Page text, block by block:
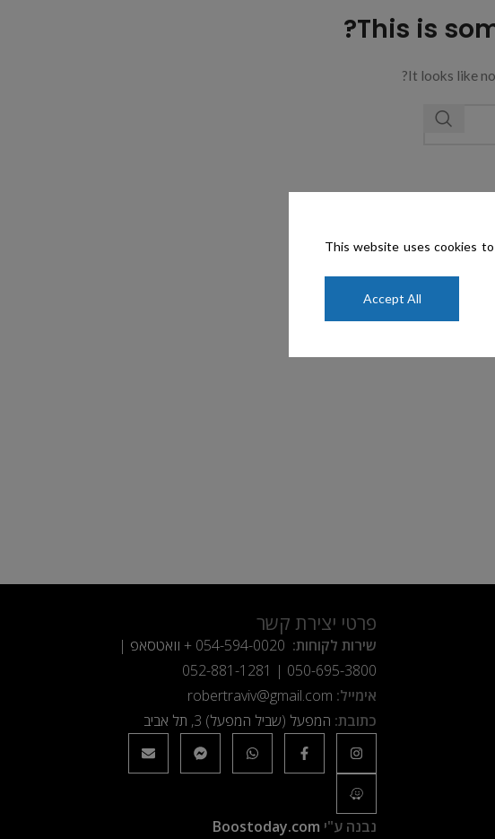
This is
It looks like
פרטי יצירת קשר
שירות לקוחות: 054-594-0020 + וואטסאפ |
050-695-3800
|
052-881-1281
אימייל: robertraviv@gmail.com
כתובת: המפעל (שביל המפעל) 3, תל אביב
נבנה ע"י Boostoday.com
This website uses cookies
Accept All